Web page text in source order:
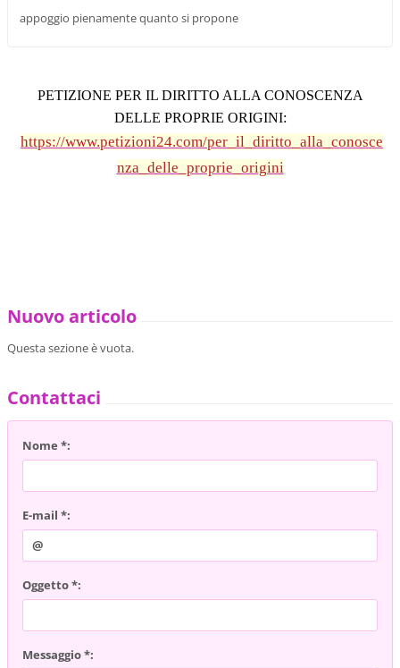
appoggio pienamente quanto si propone
PETIZIONE PER IL DIRITTO ALLA CONOSCENZA
DELLE PROPRIE ORIGINI:
https://www.petizioni24.com/per_il_diritto_alla_conosce
nza_delle_proprie_origini
Nuovo articolo
Questa sezione è vuota.
Contattaci
Nome *:
E-mail *:
Oggetto *:
Messaggio *: